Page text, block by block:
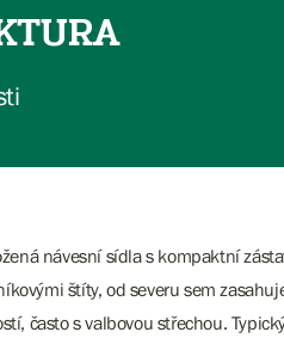
návesní sídla s kompaktní
štíty, od severu sem
často s valbovou střechou.